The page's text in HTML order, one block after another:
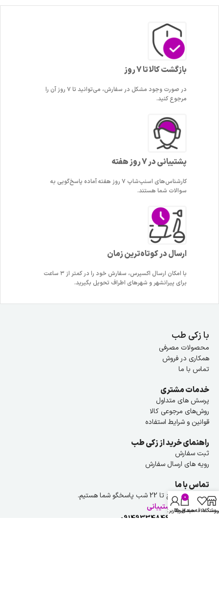
بازگشت کالا تا 7 روز
در صورت وجود مشکل در سفارش، می‌توانید تا ۷ روز آن را
مرجوع کنید.
پشتیبانی در 7 روز هفته
کارشناس‌های اسنپ‌شاپ ۷ روز هفته آماده پاسخ‌گویی به
سوالات شما هستند.
ارسال در کوتاه‌ترین زمان
با امکان ارسال اکسپرس، سفارش خود را در کمتر از ۳ ساعت
برای پیرانشهر و شهرهای اطراف تحویل بگیرید.
با زکی طب
محصولات مصرفی
همکاری در فروش
تماس با ما
خدمات مشتری
پرسش های متداول
روش‌های مرجوعی کالا
قوانین و شرایط استفاده
راهنمای خرید از زکی طب
ثبت سفارش
رویه های ارسال سفارش
تماس با ما
هر روز از ۹ صبح تا 22 شب پاسخگو شما هستیم.
راهنمایی و پشتیبانی
09149334846
علاقه مندی ها
0
سبد خرید
حساب کاربری من